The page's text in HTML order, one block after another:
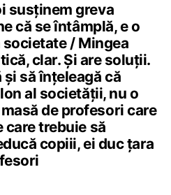
susținem greva
că se întâmplă, e o
/ Mingea
clar. Și are soluții.
să înțeleagă că
al societății, nu o
de profesori care
care trebuie să
copiii, ei duc țara